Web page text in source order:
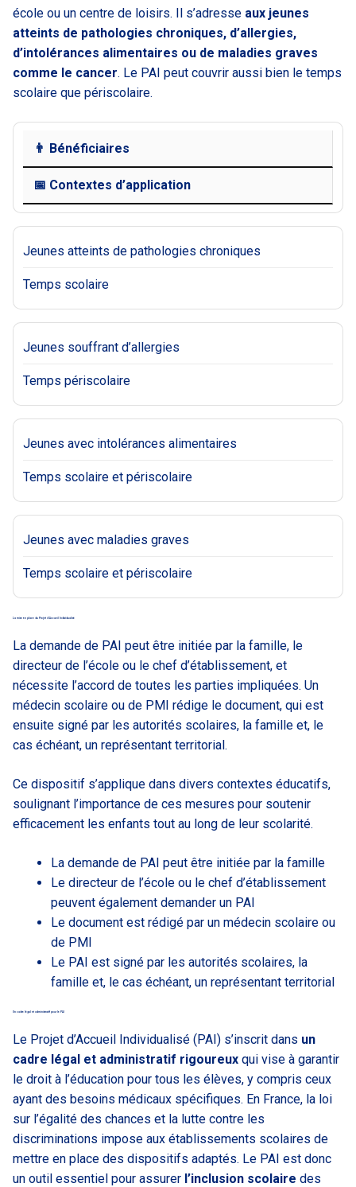
école ou un centre de loisirs. Il s’adresse aux jeunes
atteints de pathologies chroniques, d’allergies,
d’intolérances alimentaires ou de maladies graves
comme le cancer. Le PAI peut couvrir aussi bien le temps
scolaire que périscolaire.
👨 Bénéficiaires
📅 Contextes d’application
Jeunes atteints de pathologies chroniques
Temps scolaire
Jeunes souffrant d’allergies
Temps périscolaire
Jeunes avec intolérances alimentaires
Temps scolaire et périscolaire
Jeunes avec maladies graves
Temps scolaire et périscolaire
La mise en place du Projet d’Accueil Individualisé
La demande de PAI peut être initiée par la famille, le
directeur de l’école ou le chef d’établissement, et
nécessite l’accord de toutes les parties impliquées. Un
médecin scolaire ou de PMI rédige le document, qui est
ensuite signé par les autorités scolaires, la famille et, le
cas échéant, un représentant territorial.
Ce dispositif s’applique dans divers contextes éducatifs,
soulignant l’importance de ces mesures pour soutenir
efficacement les enfants tout au long de leur scolarité.
La demande de PAI peut être initiée par la famille
Le directeur de l’école ou le chef d’établissement
peuvent également demander un PAI
Le document est rédigé par un médecin scolaire ou
de PMI
Le PAI est signé par les autorités scolaires, la
famille et, le cas échéant, un représentant territorial
Un cadre légal et administratif pour le PAI
Le Projet d’Accueil Individualisé (PAI) s’inscrit dans un
cadre légal et administratif rigoureux qui vise à garantir
le droit à l’éducation pour tous les élèves, y compris ceux
ayant des besoins médicaux spécifiques. En France, la loi
sur l’égalité des chances et la lutte contre les
discriminations impose aux établissements scolaires de
mettre en place des dispositifs adaptés. Le PAI est donc
un outil essentiel pour assurer l’inclusion scolaire des